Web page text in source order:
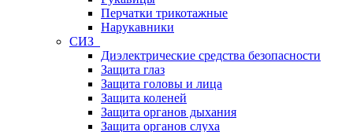
Перчатки трикотажные
Нарукавники
СИЗ
Диэлектрические средства безопасности
Защита глаз
Защита головы и лица
Защита коленей
Защита органов дыхания
Защита органов слуха